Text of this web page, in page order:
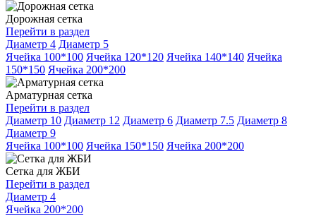
Дорожная сетка
Перейти в раздел
Диаметр 4 Диаметр 5
Ячейка 100*100 Ячейка 120*120 Ячейка 140*140 Ячейка
150*150 Ячейка 200*200
Арматурная сетка
Перейти в раздел
Диаметр 10 Диаметр 12 Диаметр 6 Диаметр 7.5 Диаметр 8
Диаметр 9
Ячейка 100*100 Ячейка 150*150 Ячейка 200*200
Сетка для ЖБИ
Перейти в раздел
Диаметр 4
Ячейка 200*200